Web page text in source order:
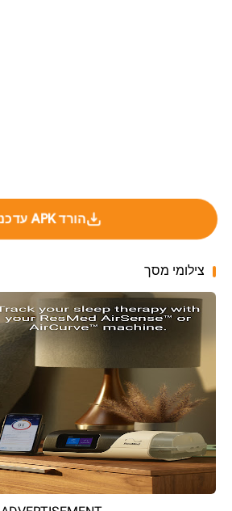
הורד APK עדכני
צילומי מסך